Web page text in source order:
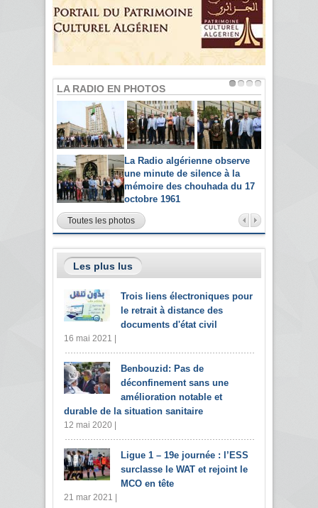
LA RADIO EN PHOTOS
La Radio algérienne observe
une minute de silence à la
mémoire des chouhada du 17
octobre 1961
Toutes les photos
Les plus lus
Trois liens électroniques pour
le retrait à distance des
documents d'état civil
16 mai 2021 |
Benbouzid: Pas de
déconfinement sans une
amélioration notable et
durable de la situation sanitaire
12 mai 2020 |
Ligue 1 – 19e journée : l’ESS
surclasse le WAT et rejoint le
MCO en tête
21 mar 2021 |